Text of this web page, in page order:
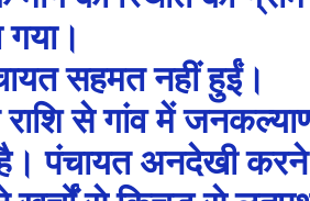
सहमत नहीं हुईं।
से गांव में
है। पंचायत अनदेखी करने